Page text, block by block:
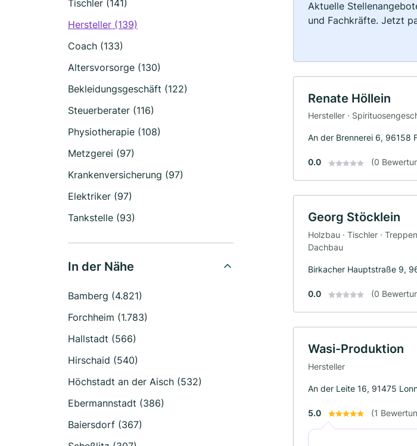
Tischler (141)
Hersteller (139)
Coach (133)
Altersvorsorge (130)
Bekleidungsgeschäft (122)
Steuerberater (116)
Physiotherapie (108)
Metzgerei (97)
Krankenversicherung (97)
Elektriker (97)
Tankstelle (93)
In der Nähe
Bamberg (4.821)
Forchheim (1.783)
Hallstadt (566)
Hirschaid (540)
Höchstadt an der Aisch (532)
Ebermannstadt (386)
Baiersdorf (367)
Aktuelle
und Fachkräfte. Jetzt
Renate Höllein
Hersteller ·
An der Brennerei 6, 96158
0.0 (0
Georg Stöcklein
Holzbau · Tischler ·
Dachbau
Birkacher Hauptstraße 9,
0.0 (0
Wasi-Produktion
Hersteller
An der Leite 16, 91475
5.0 (1